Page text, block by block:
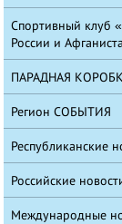
Спортивный
России и
ПАРАДНАЯ
Регион СОБЫТИЯ
Республиканские
Российские
Международные